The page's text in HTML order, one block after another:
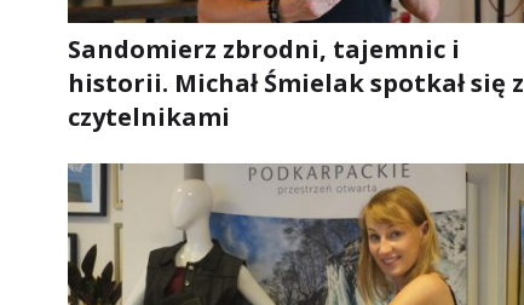
Sandomierz zbrodni, tajemnic i
historii. Michał Śmielak spotkał się z
czytelnikami